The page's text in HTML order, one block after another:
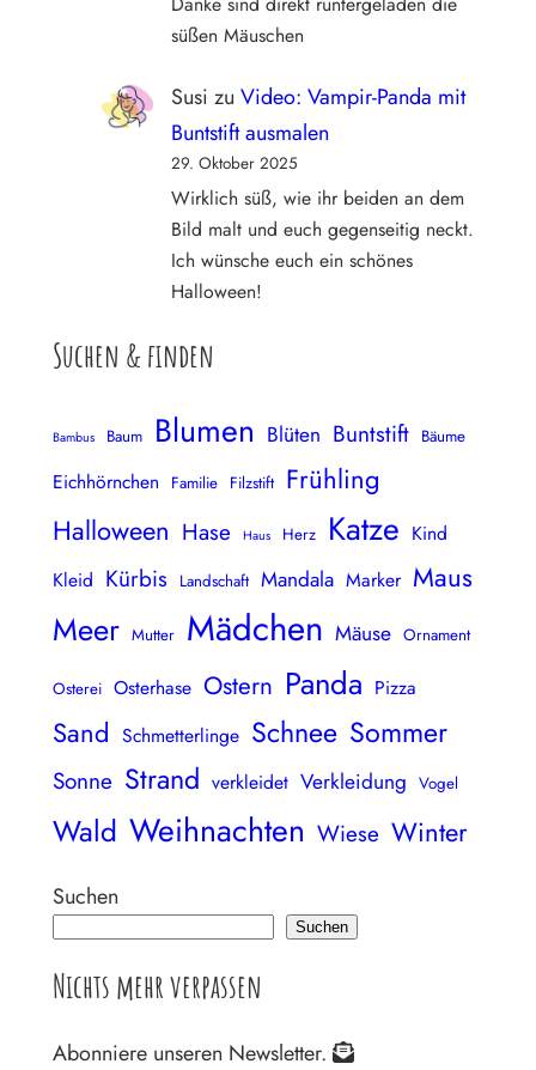
süßen Mäuschen
Susi zu Video: Vampir-Panda mit
Buntstift ausmalen
29. Oktober 2025
Wirklich süß, wie ihr beiden an dem
Bild malt und euch gegenseitig neckt.
Ich wünsche euch ein schönes
Halloween!
Suchen & finden
Bambus Baum Blumen Blüten Buntstift Bäume
Eichhörnchen Familie Filzstift Frühling
Halloween Hase Haus Herz Katze Kind
Kleid Kürbis Landschaft Mandala Marker Maus
Meer Mutter Mädchen Mäuse Ornament
Osterei Osterhase Ostern Panda Pizza
Sand Schmetterlinge Schnee Sommer
Sonne Strand verkleidet Verkleidung Vogel
Wald Weihnachten Wiese Winter
Suchen
Suchen
Nichts mehr verpassen
Abonniere unseren Newsletter.